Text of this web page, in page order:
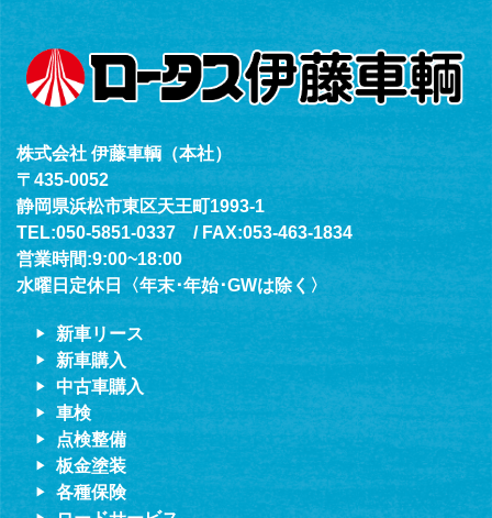
株式会社 伊藤車輌（本社）
〒435-0052
静岡県浜松市東区天王町1993-1
TEL:050-5851-0337 / FAX:053-463-1834
営業時間:9:00~18:00
水曜日定休日〈年末･年始･GWは除く〉
新車リース
新車購入
中古車購入
車検
点検整備
板金塗装
各種保険